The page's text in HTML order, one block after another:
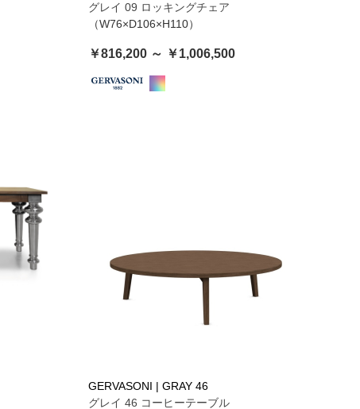
グレイ 09 ロッキングチェア
（W76×D106×H110）
￥816,200 ～ ￥1,006,500
GERVASONI | GRAY 46
グレイ 46 コーヒーテーブル